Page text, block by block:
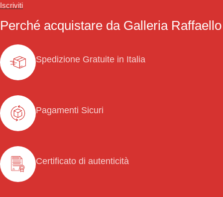
Iscriviti
Perché acquistare da Galleria Raffaello
Spedizione Gratuite in Italia
Pagamenti Sicuri
Certificato di autenticità